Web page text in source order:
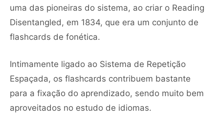
uma das pioneiras do sistema, ao criar o Reading
Disentangled, em 1834, que era um conjunto de
flashcards de fonética.
Intimamente ligado ao Sistema de Repetição
Espaçada, os flashcards contribuem bastante
para a fixação do aprendizado, sendo muito bem
aproveitados no estudo de idiomas.